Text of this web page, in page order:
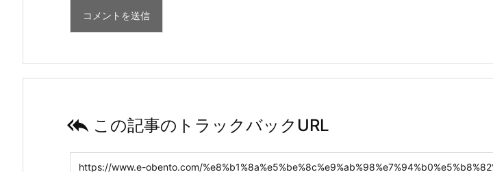
 この記事のトラックバックURL